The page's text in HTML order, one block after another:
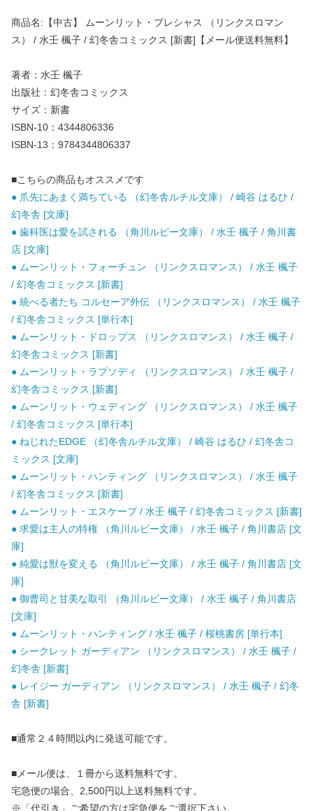
商品名:【中古】 ムーンリット・プレシャス （リンクスロマン
ス） / 水壬 楓子 / 幻冬舎コミックス [新書]【メール便送料無料】
著者：水壬 楓子
出版社：幻冬舎コミックス
サイズ：新書
ISBN-10：4344806336
ISBN-13：9784344806337
■こちらの商品もオススメです
● 爪先にあまく満ちている （幻冬舎ルチル文庫） / 崎谷 はるひ /
幻冬舎 [文庫]
● 歯科医は愛を試される （角川ルビー文庫） / 水壬 楓子 / 角川書
店 [文庫]
● ムーンリット・フォーチュン （リンクスロマンス） / 水壬 楓子
/ 幻冬舎コミックス [新書]
● 統べる者たち コルセーア外伝 （リンクスロマンス） / 水壬 楓子
/ 幻冬舎コミックス [単行本]
● ムーンリット・ドロップス （リンクスロマンス） / 水壬 楓子 /
幻冬舎コミックス [新書]
● ムーンリット・ラプソディ （リンクスロマンス） / 水壬 楓子 /
幻冬舎コミックス [新書]
● ムーンリット・ウェディング （リンクスロマンス） / 水壬 楓子
/ 幻冬舎コミックス [単行本]
● ねじれたEDGE （幻冬舎ルチル文庫） / 崎谷 はるひ / 幻冬舎コ
ミックス [文庫]
● ムーンリット・ハンティング （リンクスロマンス） / 水壬 楓子
/ 幻冬舎コミックス [新書]
● ムーンリット・エスケープ / 水壬 楓子 / 幻冬舎コミックス [新書]
● 求愛は主人の特権 （角川ルビー文庫） / 水壬 楓子 / 角川書店 [文
庫]
● 純愛は獣を変える （角川ルビー文庫） / 水壬 楓子 / 角川書店 [文
庫]
● 御曹司と甘美な取引 （角川ルビー文庫） / 水壬 楓子 / 角川書店
[文庫]
● ムーンリット・ハンティング / 水壬 楓子 / 桜桃書房 [単行本]
● シークレット ガーディアン （リンクスロマンス） / 水壬 楓子 /
幻冬舎 [新書]
● レイジー ガーディアン （リンクスロマンス） / 水壬 楓子 / 幻冬
舎 [新書]
■通常２４時間以内に発送可能です。
■メール便は、１冊から送料無料です。
宅急便の場合、2,500円以上送料無料です。
※「代引き」ご希望の方は宅急便をご選択下さい。